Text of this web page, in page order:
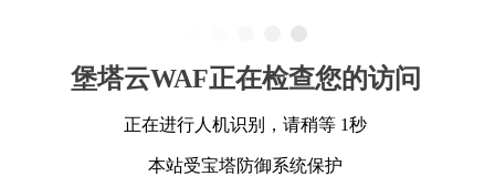
堡塔云WAF正在检查您的访问
正在进行人机识别，请稍等 1秒
本站受宝塔防御系统保护